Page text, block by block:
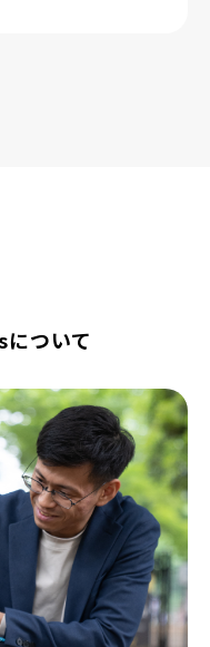
ついて